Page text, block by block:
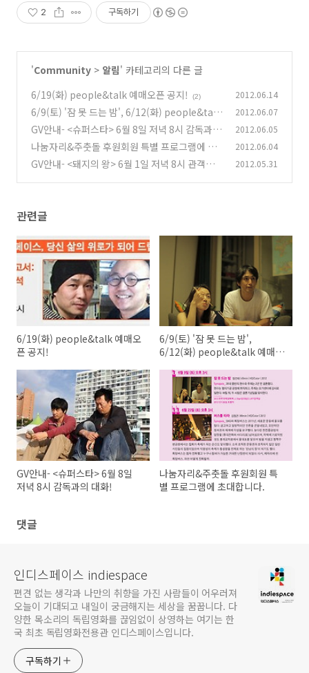
2 구독하기
'Community > 알림' 카테고리의 다른 글
6/19(화) people&talk 예매오픈 공지!
(2) 2012.06.14
6/9(토) '잠 못 드는 밤', 6/12(화) people&talk
예매오픈 공지!
(2)
2012.06.07
GV안내- <슈퍼스타> 6월 8일 저녁 8시 감독과의
대화! (2)
2012.06.05
나눔자리&주춧돌 후원회원 특별 프로그램에 초
대합니다. (2)
2012.06.04
GV안내- <돼지의 왕> 6월 1일 저녁 8시 관객과
2012.05.31
관련글
6/19(화) people&talk 예매오
픈 공지!
6/9(토) '잠 못 드는 밤',
6/12(화) people&talk 예매오
GV안내- <슈퍼스타> 6월 8일
저녁 8시 감독과의 대화!
나눔자리&주춧돌 후원회원 특
별 프로그램에 초대합니다.
댓글
인디스페이스 indiespace
편견 없는 생각과 나만의 취향을 가진 사람들이 어우러져
오늘이 기대되고 내일이 궁금해지는 세상을 꿈꿉니다. 다
양한 목소리의 독립영화를 끊임없이 상영하는 여기는 한
국 최초 독립영화전용관 인디스페이스입니다.
구독하기